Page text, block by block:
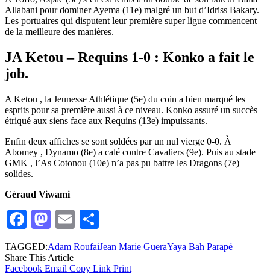
Allabani pour dominer Ayema (11e) malgré un but d’Idriss Bakary.
Les portuaires qui disputent leur première super ligue commencent
de la meilleure des manières.
JA Ketou – Requins 1-0 : Konko a fait le
job.
A Ketou , la Jeunesse Athlétique (5e) du coin a bien marqué les
esprits pour sa première aussi à ce niveau. Konko assuré un succès
étriqué aux siens face aux Requins (13e) impuissants.
Enfin deux affiches se sont soldées par un nul vierge 0-0. À
Abomey , Dynamo (8e) a calé contre Cavaliers (9e). Puis au stade
GMK , l’As Cotonou (10e) n’a pas pu battre les Dragons (7e)
solides.
Géraud Viwami
Facebook
Mastodon
Email
TAGGED:Adam RoufaiJean Marie GueraYaya Bah Parapé
Share This Article
Facebook Email Copy Link Print